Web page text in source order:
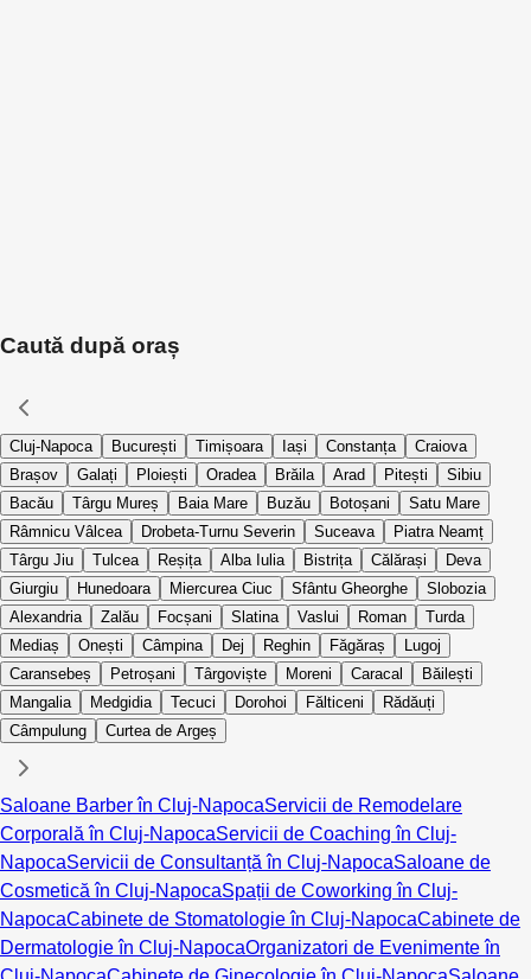
Caută după oraș
Cluj-Napoca București Timișoara Iași Constanța
Craiova
Brașov
Galați Ploiești Oradea Brăila Arad Pitești
Sibiu
Bacău
Târgu Mureș Baia Mare Buzău Botoșani
Satu Mare
Râmnicu Vâlcea
Drobeta-Turnu Severin Suceava
Piatra Neamț
Târgu Jiu
Tulcea Reșița Alba Iulia Bistrița Călărași
Deva
Giurgiu
Hunedoara Miercurea Ciuc Sfântu Gheorghe
Slobozia
Alexandria
Zalău Focșani Slatina Vaslui Roman
Turda
Mediaș
Onești Câmpina Dej Reghin Făgăraș
Lugoj
Caransebeș
Petroșani Târgoviște Moreni Caracal
Băilești
Mangalia
Medgidia Tecuci Dorohoi Fălticeni
Rădăuți
Câmpulung
Curtea de Argeș
Saloane Barber în Cluj-NapocaServicii de Remodelare
Corporală în Cluj-NapocaServicii de Coaching în Cluj-
NapocaServicii de Consultanță în Cluj-NapocaSaloane de
Cosmetică în Cluj-NapocaSpații de Coworking în Cluj-
NapocaCabinete de Stomatologie în Cluj-NapocaCabinete de
Dermatologie în Cluj-NapocaOrganizatori de Evenimente în